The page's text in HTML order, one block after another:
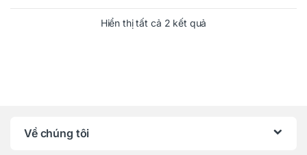
Hiển thị tất cả 2 kết quả
Về chúng tôi